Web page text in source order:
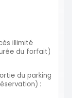
illimité
du forfait)
du parking
: